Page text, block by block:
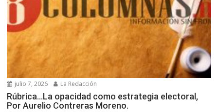
julio 7, 2026 La Redacción
Rúbrica…La opacidad como estrategia electoral,
Por Aurelio Contreras Moreno.